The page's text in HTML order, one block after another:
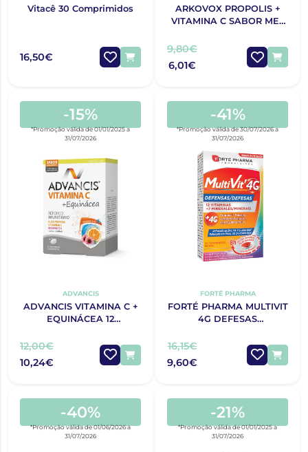
Vitacê 30 Comprimidos
16,50€
ARKOVOX PROPOLIS +
VITAMINA C SABOR MEL
COMPRIMIDOS CHUPAR
9,80€
6,01€
-15%
*Promoção válida de 01/01/2025 a
31/07/2026
ADVANCIS
ADVANCIS VITAMINA C +
EQUINÁCEA 12
EFERVESCENTES
12,00€
10,24€
-41%
*Promoção válida de 30/07/2026 a
31/07/2026
FORTÉ PHARMA
FORTÉ PHARMA MULTIVIT
4G DEFESAS
16,15€
9,60€
-40%
*Promoção válida de 01/06/2026 a
31/07/2026
-21%
*Promoção válida de 01/01/2025 a
31/07/2026